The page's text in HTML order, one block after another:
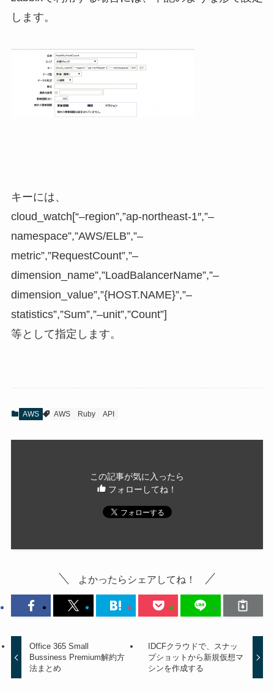
します。
キーには、
cloud_watch[“–region”,”ap-northeast-1″,”–
namespace”,”AWS/ELB”,”–
metric”,”RequestCount”,”–
dimension_name”,”LoadBalancerName”,”–
dimension_value”,”{HOST.NAME}”,”–
statistics”,”Sum”,”–unit”,”Count”]
等として指定します。
AWS AWS Ruby API
この記事が気に入ったら
フォローしてね！
よかったらシェアしてね！
Office 365 Small
Bussiness Premium解約方
法まとめ
IDCFクラウドで、スナッ
プショットから新規仮想マ
シンを作成する